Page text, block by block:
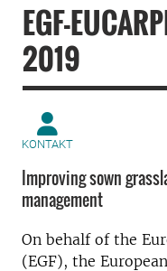
EGF-
2019
KONTAKT
Improving sown
management
On behalf of the
(EGF), the